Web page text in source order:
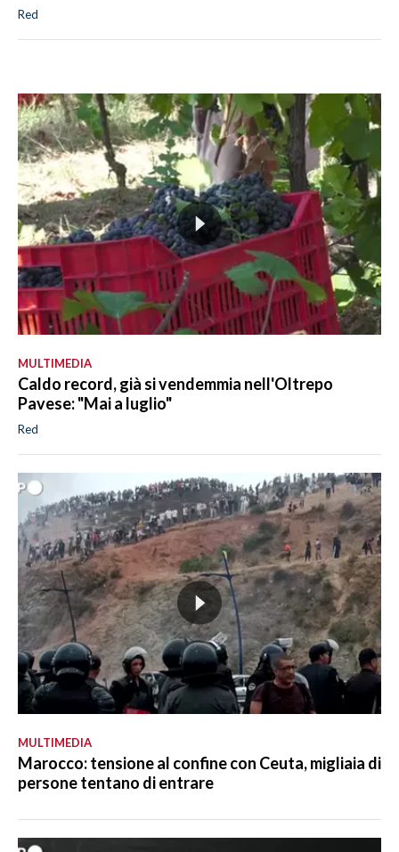
Red
MULTIMEDIA
Caldo record, già si vendemmia nell'Oltrepo
Pavese: "Mai a luglio"
Red
MULTIMEDIA
Marocco: tensione al confine con Ceuta, migliaia di
persone tentano di entrare